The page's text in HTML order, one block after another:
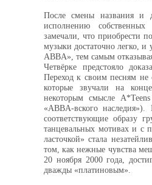
После смены названия и
исполнению
замечали, что приобрести
музыки достаточно легко,
ABBA», тем самым
Четвёрке предстояло
Переход к своим песням не
которые звучали на
некоторым смысле
«ABBA-вского
соответствующие образу
танцевальных мотивах и
ласточкой» стала
том, как нежные чувства
20 ноября 2000 года,
дважды «платиновым».